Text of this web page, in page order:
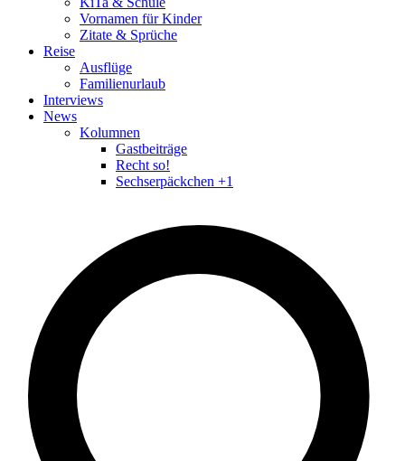
Vornamen für Kinder
Zitate & Sprüche
Reise
Ausflüge
Familienurlaub
Interviews
News
Kolumnen
Gastbeiträge
Recht so!
Sechserpäckchen +1